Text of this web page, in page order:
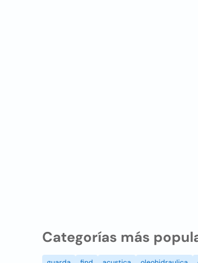
Categorías más